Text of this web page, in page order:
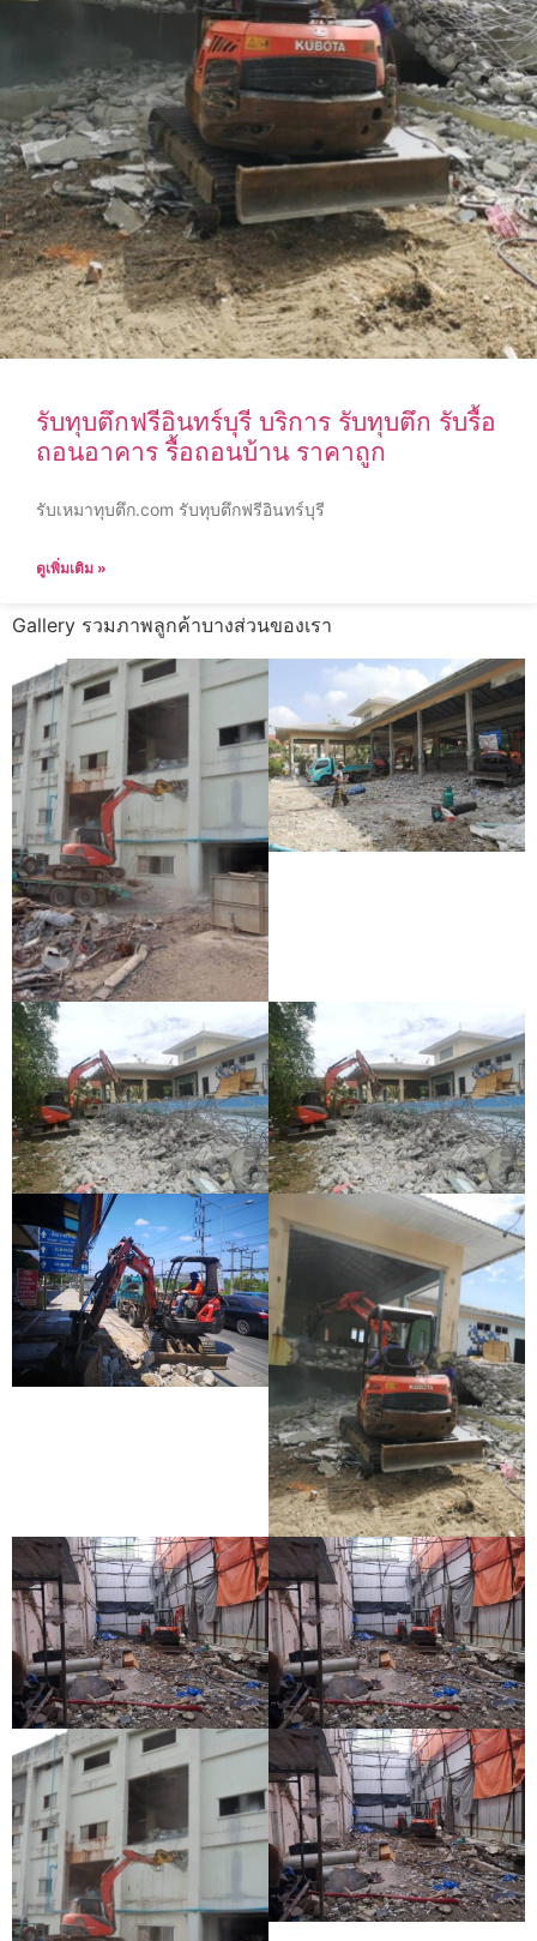
รับทุบตึกฟรีอินทร์บุรี บริการ รับทุบตึก รับรื้อ
ถอนอาคาร รื้อถอนบ้าน ราคาถูก
รับเหมาทุบตึก.com รับทุบตึกฟรีอินทร์บุรี
ดูเพิ่มเติม »
Gallery รวมภาพลูกค้าบางส่วนของเรา